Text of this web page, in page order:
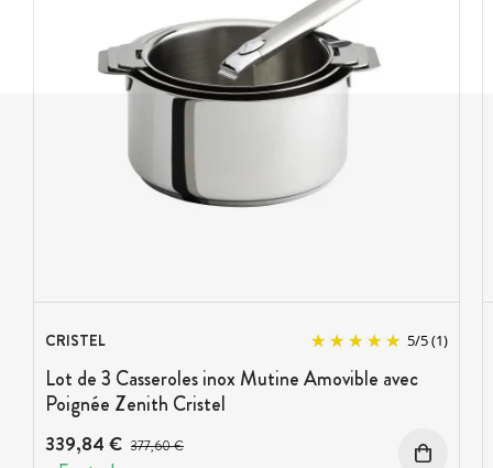
CRISTEL 5/5(1)
Lot de 3 Casseroles inox Mutine Amovible avec
Poignée Zenith Cristel
339,84 € Prix avant réduction :
377,60 €